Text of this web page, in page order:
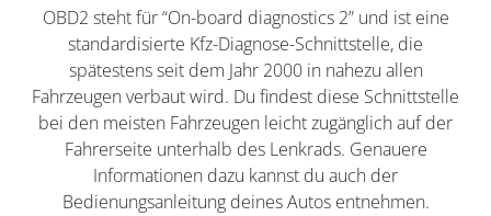
OBD2 steht für “On-board diagnostics 2” und ist eine
standardisierte Kfz-Diagnose-Schnittstelle, die
spätestens seit dem Jahr 2000 in nahezu allen
Fahrzeugen verbaut wird. Du findest diese Schnittstelle
bei den meisten Fahrzeugen leicht zugänglich auf der
Fahrerseite unterhalb des Lenkrads. Genauere
Informationen dazu kannst du auch der
Bedienungsanleitung deines Autos entnehmen.